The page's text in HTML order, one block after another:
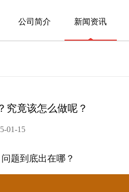
公司简介 新闻资讯
究竟该怎么做呢？
01-15
题到底出在哪？